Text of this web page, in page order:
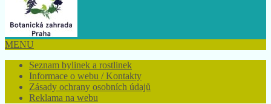
MENU
Seznam bylinek a rostlinek
Informace o webu / Kontakty
Zásady ochrany osobních údajů
Reklama na webu